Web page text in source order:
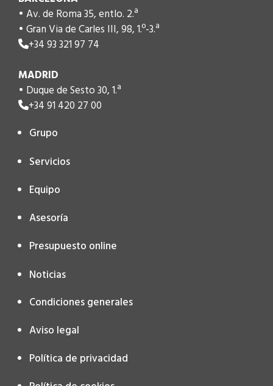
• Av. de Roma 35, entlo. 2.ª
• Gran Via de Carles III, 98, 1.º-3.ª
+34 93 321 97 74
MADRID
• Duque de Sesto 30, 1.ª
+34 91 420 27 00
Grupo
Servicios
Equipo
Asesoría
Presupuesto online
Noticias
Condiciones generales
Aviso legal
Política de privacidad